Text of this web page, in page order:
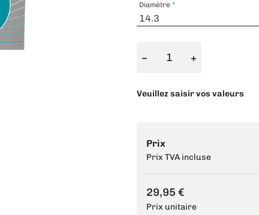
Diamètre
− +
Veuillez saisir vos valeurs
Prix
Prix TVA incluse
29,95 €
Prix unitaire